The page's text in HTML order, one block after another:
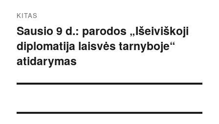
KITAS
Kitas
įrašas:
Sausio 9 d.: parodos „Išeiviškoji
diplomatija laisvės tarnyboje“
atidarymas